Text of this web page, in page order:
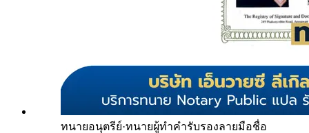
ทนายอนุตรีย์·ทนายผู้ทำคำรับรองลายมือชื่อ